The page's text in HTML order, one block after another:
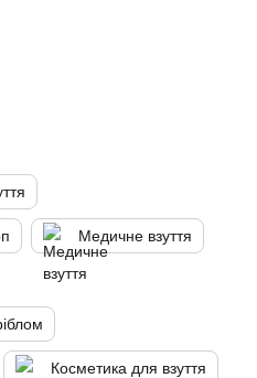
Медичне взуття
Косметика для взуття